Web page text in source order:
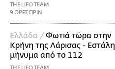
THE LIFO TEAM
9 ΩΡΕΣ ΠΡΙΝ
Ελλάδα /Φωτιά τώρα στην
Κρήνη της Λάρισας - Εστάλη
μήνυμα από το 112
THE LIFO TEAM